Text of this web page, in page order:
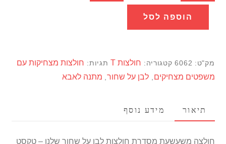
יודעת
הכל
הוספה לסל
מק"ט: 6062 קטגוריה: חולצות T תגיות: חולצות מצחיקות עם
משפטים מצחיקים, לבן על שחור, מתנה לאבא
תיאור מידע נוסף
חולצה משעשעת מסדרת חולצות לבן על שחור שלנו – טקסט